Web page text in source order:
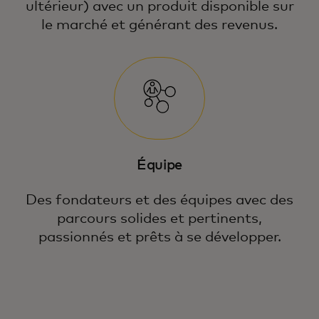
ultérieur) avec un produit disponible sur
le marché et générant des revenus.
Équipe
Des fondateurs et des équipes avec des
parcours solides et pertinents,
passionnés et prêts à se développer.